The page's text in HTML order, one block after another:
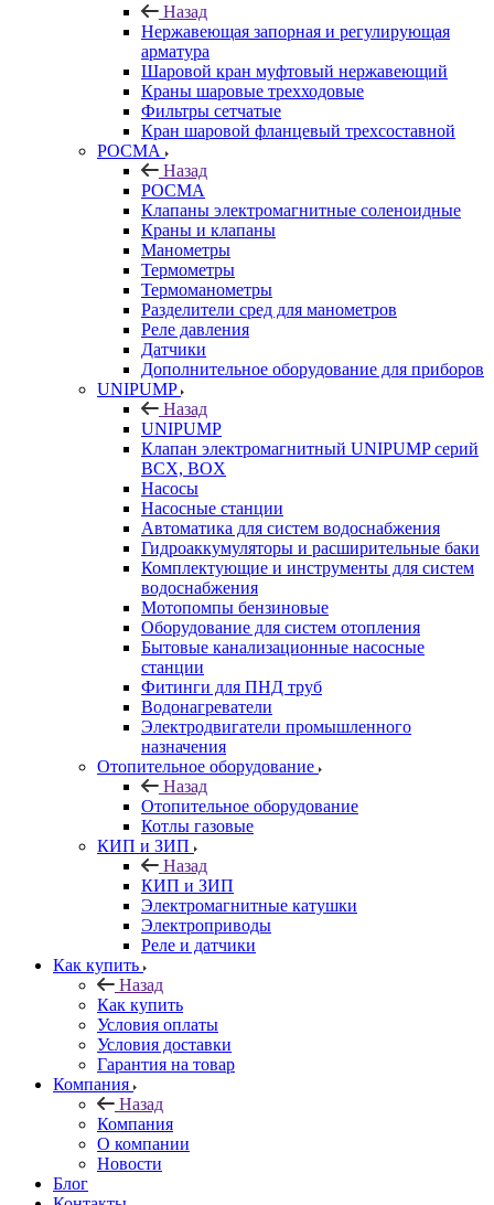
Назад
Нержавеющая запорная и регулирующая
арматура
Шаровой кран муфтовый нержавеющий
Краны шаровые трехходовые
Фильтры сетчатые
Кран шаровой фланцевый трехсоставной
РОСМА
Назад
РОСМА
Клапаны электромагнитные соленоидные
Краны и клапаны
Манометры
Термометры
Термоманометры
Разделители сред для манометров
Реле давления
Датчики
Дополнительное оборудование для приборов
UNIPUMP
Назад
UNIPUMP
Клапан электромагнитный UNIPUMP серий
BCX, BOX
Насосы
Насосные станции
Автоматика для систем водоснабжения
Гидроаккумуляторы и расширительные баки
Комплектующие и инструменты для систем
водоснабжения
Мотопомпы бензиновые
Оборудование для систем отопления
Бытовые канализационные насосные
станции
Фитинги для ПНД труб
Водонагреватели
Электродвигатели промышленного
назначения
Отопительное оборудование
Назад
Отопительное оборудование
Котлы газовые
КИП и ЗИП
Назад
КИП и ЗИП
Электромагнитные катушки
Электроприводы
Реле и датчики
Как купить
Назад
Как купить
Условия оплаты
Условия доставки
Гарантия на товар
Компания
Назад
Компания
О компании
Новости
Блог